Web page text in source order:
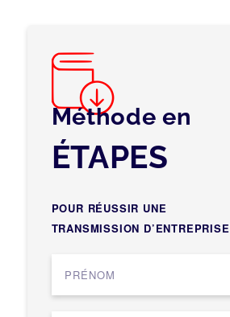
Méthode en
ÉTAPES
POUR RÉUSSIR UNE
TRANSMISSION D’ENTREPRISE